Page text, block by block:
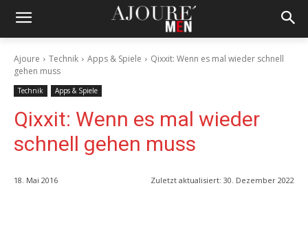
Ajoure Technik Apps & Spiele
Qixxit: Wenn es mal wieder schnell
gehen muss
Technik Apps & Spiele
Qixxit: Wenn es mal wieder
schnell gehen muss
18. Mai 2016 Zuletzt aktualisiert: 30. Dezember 2022